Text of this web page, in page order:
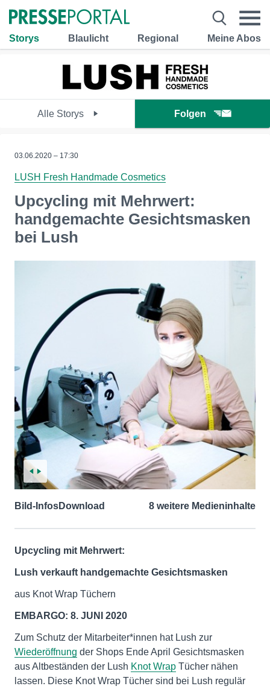
Storys Blaulicht Regional Meine Abos
Alle Storys Folgen
03.06.2020 – 17:30
LUSH Fresh Handmade Cosmetics
Upcycling mit Mehrwert:
handgemachte Gesichtsmasken
bei Lush
Bild-InfosDownload 8 weitere Medieninhalte
Upcycling mit Mehrwert:
Lush verkauft handgemachte Gesichtsmasken
aus Knot Wrap Tüchern
EMBARGO: 8. JUNI 2020
Zum Schutz der Mitarbeiter*innen hat Lush zur
Wiederöffnung der Shops Ende April Gesichtsmasken
aus Altbeständen der Lush Knot Wrap Tücher nähen
lassen. Diese Knot Wrap Tücher sind bei Lush regulär